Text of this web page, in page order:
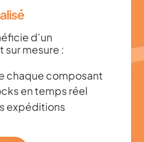
d’un
mesure :
chaque composant
en temps réel
expéditions